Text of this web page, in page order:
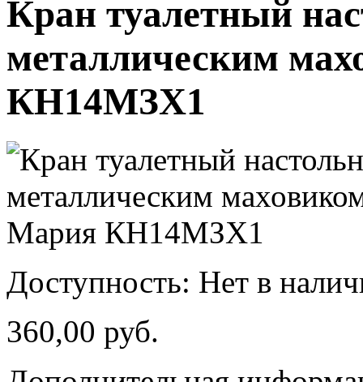
Кран туалетный
металлическим
КН14МЗХ1
Доступность: Нет в
360,00 руб.